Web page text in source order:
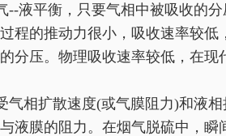
--液平衡，只要气相中被吸收的
程的推动力很小，吸收速率较
分压。物理吸收速率较低，在现
气相扩散速度(或气膜阻力)和液
液膜的阻力。在烟气脱硫中，瞬